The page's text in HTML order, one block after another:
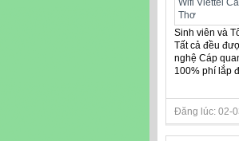
Sinh viên và
Tất cả đều
nghệ Cáp
100% phí lắp
Đăng lúc: 02-